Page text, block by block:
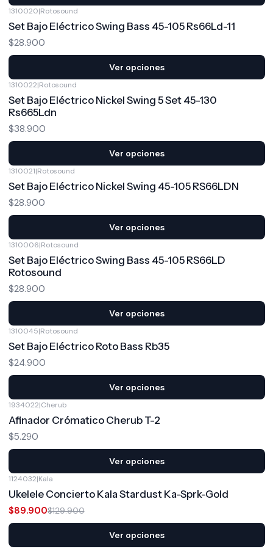
1310020|Rotosound
Set Bajo Eléctrico Swing Bass 45-105 Rs66Ld-11
$28.900
Ver opciones
1310022|Rotosound
Set Bajo Eléctrico Nickel Swing 5 Set 45-130
Rs665Ldn
$38.900
Ver opciones
1310021|Rotosound
Set Bajo Eléctrico Nickel Swing 45-105 RS66LDN
$28.900
Ver opciones
1310006|Rotosound
Set Bajo Eléctrico Swing Bass 45-105 RS66LD
Rotosound
$28.900
Ver opciones
1310045|Rotosound
Set Bajo Eléctrico Roto Bass Rb35
$24.900
Ver opciones
1934022|Cherub
Afinador Crómatico Cherub T-2
$5.290
Ver opciones
1124032|Kala
Ukelele Concierto Kala Stardust Ka-Sprk-Gold
$89.900$129.900
Ver opciones